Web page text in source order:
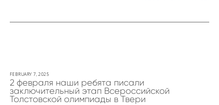
2 февраля наши ребята писали
заключительный этап Всероссийской
Толстовской олимпиады в Твери
FEBRUARY 7, 2025